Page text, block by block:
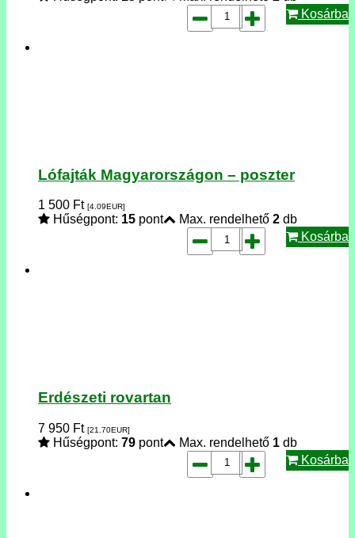
Kosárba
Lófajták Magyarországon – poszter
1 500 Ft [4.09EUR]
Hűségpont: 15 pont Max. rendelhető 2 db
Kosárba
Erdészeti rovartan
7 950 Ft [21.70EUR]
Hűségpont: 79 pont Max. rendelhető 1 db
Kosárba